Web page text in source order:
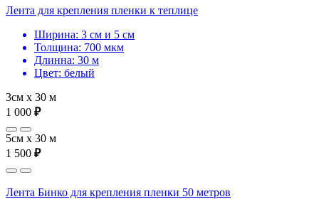
Лента для крепления пленки к теплице
Ширина: 3 см и 5 см
Толщина: 700 мкм
Длинна: 30 м
Цвет: белый
3см х 30 м
1 000 ₽
5см х 30 м
1 500 ₽
Лента Бинко для крепления пленки 50 метров